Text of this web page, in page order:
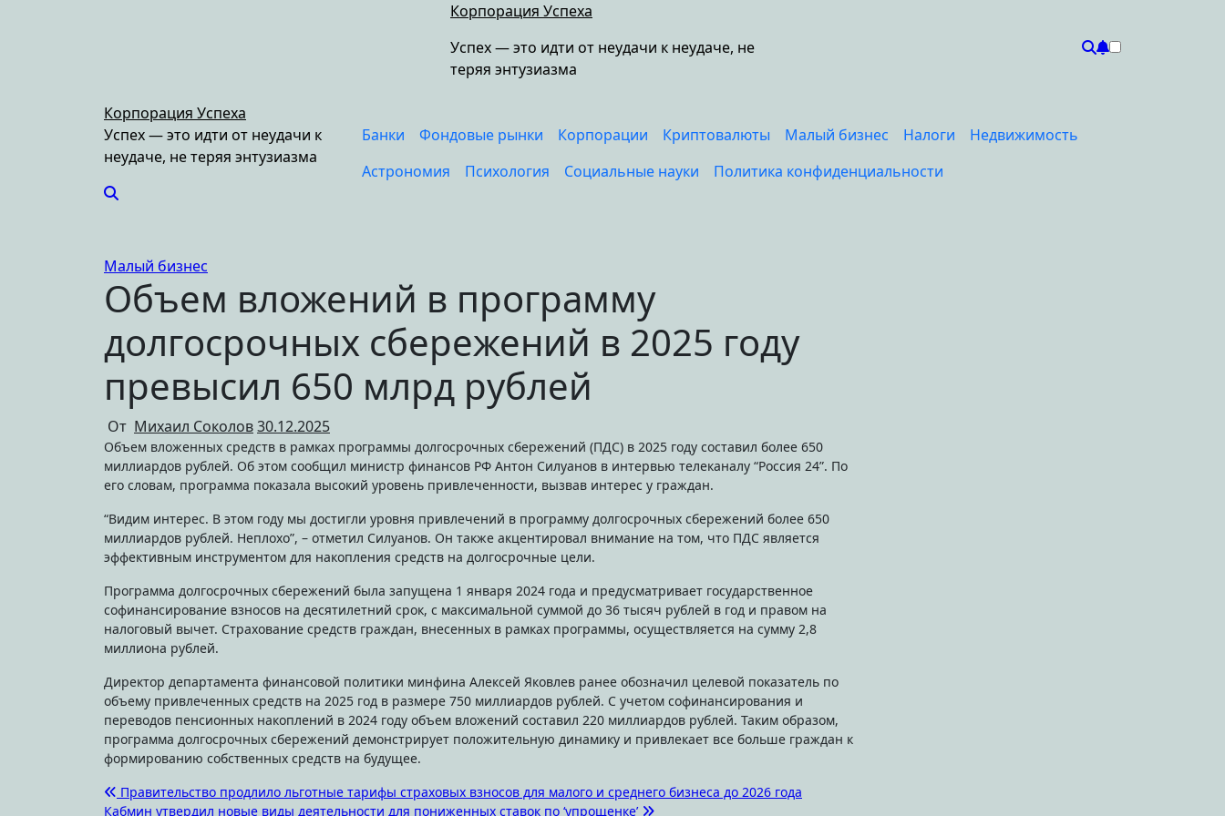
Корпорация Успеха
Успех — это идти от неудачи к неудаче, не
теряя энтузиазма
Корпорация Успеха
Успех — это идти от неудачи к
неудаче, не теряя энтузиазма
Банки Фондовые рынки Корпорации Криптовалюты Малый бизнес Налоги
Недвижимость
Астрономия
Психология Социальные науки Политика конфиденциальности
Малый бизнес
Объем вложений в программу
долгосрочных сбережений в 2025 году
превысил 650 млрд рублей
От Михаил Соколов30.12.2025
Объем вложенных средств в рамках программы долгосрочных сбережений (ПДС) в 2025 году составил более 650
миллиардов рублей. Об этом сообщил министр финансов РФ Антон Силуанов в интервью телеканалу “Россия 24”. По
его словам, программа показала высокий уровень привлеченности, вызвав интерес у граждан.
“Видим интерес. В этом году мы достигли уровня привлечений в программу долгосрочных сбережений более 650
миллиардов рублей. Неплохо”, – отметил Силуанов. Он также акцентировал внимание на том, что ПДС является
эффективным инструментом для накопления средств на долгосрочные цели.
Программа долгосрочных сбережений была запущена 1 января 2024 года и предусматривает государственное
софинансирование взносов на десятилетний срок, с максимальной суммой до 36 тысяч рублей в год и правом на
налоговый вычет. Страхование средств граждан, внесенных в рамках программы, осуществляется на сумму 2,8
миллиона рублей.
Директор департамента финансовой политики минфина Алексей Яковлев ранее обозначил целевой показатель по
объему привлеченных средств на 2025 год в размере 750 миллиардов рублей. С учетом софинансирования и
переводов пенсионных накоплений в 2024 году объем вложений составил 220 миллиардов рублей. Таким образом,
программа долгосрочных сбережений демонстрирует положительную динамику и привлекает все больше граждан к
формированию собственных средств на будущее.
Навигация
Правительство продлило льготные тарифы страховых взносов для малого и среднего бизнеса до 2026 года
Кабмин утвердил новые виды деятельности для пониженных ставок по ‘упрощенке’